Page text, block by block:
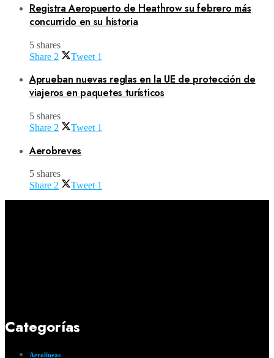
Registra Aeropuerto de Heathrow su febrero más
concurrido en su historia
5 shares
Share 2 Tweet 1
Aprueban nuevas reglas en la UE de protección de
viajeros en paquetes turísticos
5 shares
Share 2 Tweet 1
Aerobreves
5 shares
Share 2 Tweet 1
Categorías
Aerolíneas